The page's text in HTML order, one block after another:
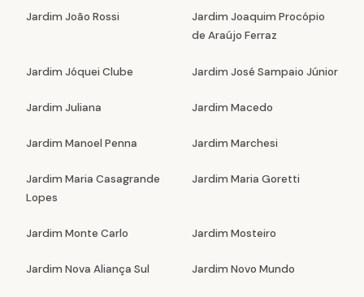
Jardim João Rossi
Jardim Joaquim Procópio
de Araújo Ferraz
Jardim Jóquei Clube Jardim José Sampaio Júnior
Jardim Juliana Jardim Macedo
Jardim Manoel Penna Jardim Marchesi
Jardim Maria Casagrande
Lopes
Jardim Maria Goretti
Jardim Monte Carlo Jardim Mosteiro
Jardim Nova Aliança Sul Jardim Novo Mundo